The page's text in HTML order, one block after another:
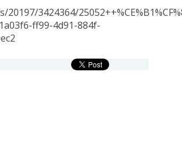
3424364/
ff99-4d91-884f-